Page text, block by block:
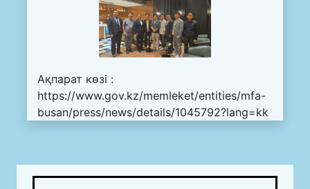
Ақпарат көзі :
https://www.gov.kz/memleket/entities/mfa-
busan/press/news/details/1045792?lang=kk